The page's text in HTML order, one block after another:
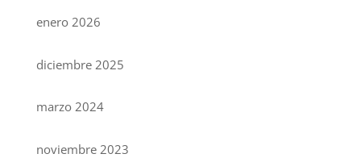
enero 2026
diciembre 2025
marzo 2024
noviembre 2023